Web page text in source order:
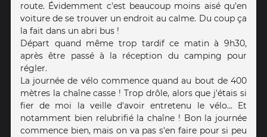
route. Évidemment c'est beaucoup moins aisé qu'en
voiture de se trouver un endroit au calme. Du coup ça
la fait dans un abri bus !
Départ quand même trop tardif ce matin à 9h30,
après être passé à la réception du camping pour
régler.
La journée de vélo commence quand au bout de 400
mètres la chaîne casse ! Trop drôle, alors que j'étais si
fier de moi la veille d'avoir entretenu le vélo... Et
notamment bien relubrifié la chaîne ! Bon la journée
commence bien, mais on va pas s'en faire pour si peu